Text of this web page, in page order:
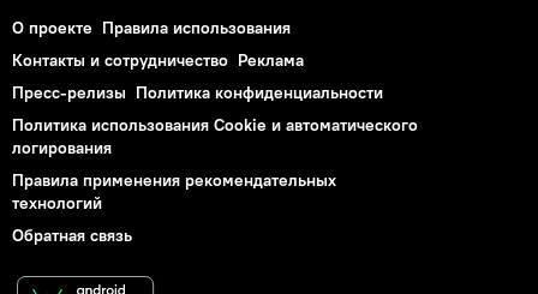
О проекте Правила использования
Контакты и сотрудничество Реклама
Пресс-релизы Политика конфиденциальности
Политика использования Cookie и автоматического
логирования
Правила применения рекомендательных
технологий
Обратная связь